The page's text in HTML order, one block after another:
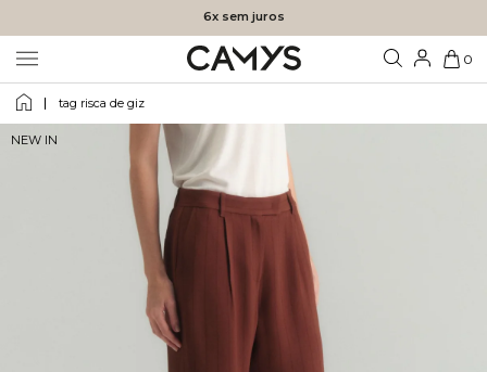
6x sem juros
0
tag risca de giz
NEW IN